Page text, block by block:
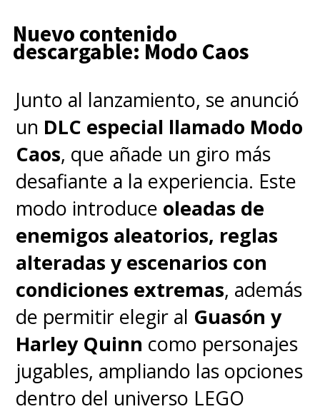
Nuevo contenido
descargable: Modo Caos
Junto al lanzamiento, se anunció
un DLC especial llamado Modo
Caos, que añade un giro más
desafiante a la experiencia. Este
modo introduce oleadas de
enemigos aleatorios, reglas
alteradas y escenarios con
condiciones extremas, además
de permitir elegir al Guasón y
Harley Quinn como personajes
jugables, ampliando las opciones
dentro del universo LEGO